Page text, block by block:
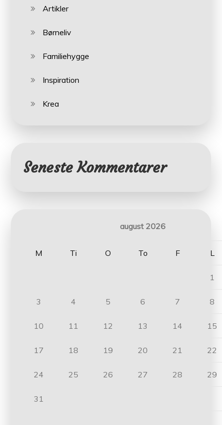
Artikler
Børneliv
Familiehygge
Inspiration
Krea
Seneste Kommentarer
august 2026
M Ti O To F L
1
3 4 5 6 7 8
10 11 12 13 14 15
17 18 19 20 21 22
24 25 26 27 28 29
31